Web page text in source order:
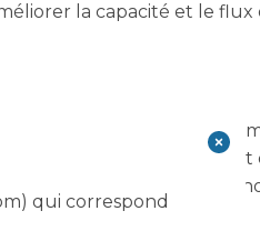
la capacité et le flux
Foundation Trust – 17
bien-être dans le nord-est
pour agrandir et
qui correspond